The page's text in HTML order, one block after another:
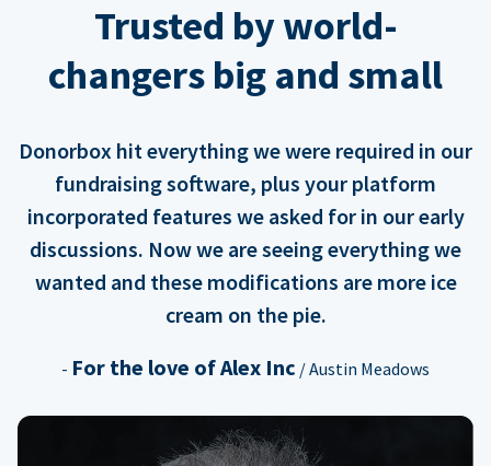
Trusted by world-
changers big and small
Donorbox hit everything we were required in our
fundraising software, plus your platform
incorporated features we asked for in our early
discussions. Now we are seeing everything we
wanted and these modifications are more ice
cream on the pie.
- For the love of Alex Inc / Austin Meadows